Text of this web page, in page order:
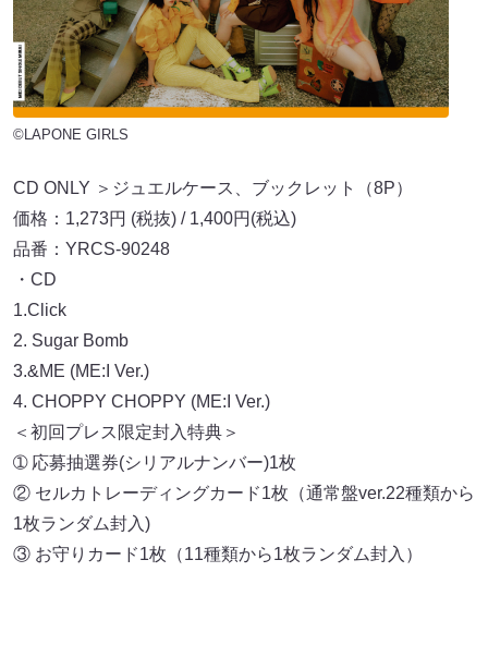
©LAPONE GIRLS
CD ONLY ＞ジュエルケース、ブックレット（8P）
価格：1,273円 (税抜) / 1,400円(税込)
品番：YRCS-90248
・CD
1.Click
2. Sugar Bomb
3.&ME (ME:I Ver.)
4. CHOPPY CHOPPY (ME:I Ver.)
＜初回プレス限定封入特典＞
➀ 応募抽選券(シリアルナンバー)1枚
② セルカトレーディングカード1枚（通常盤ver.22種類から
1枚ランダム封入)
③ お守りカード1枚（11種類から1枚ランダム封入）